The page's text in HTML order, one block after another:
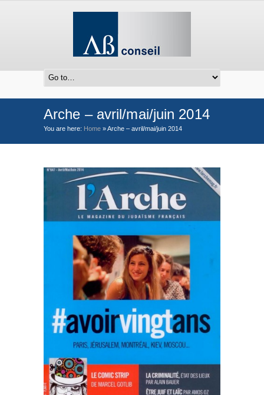
Arche – avril/mai/juin 2014
You are here: Home »Arche – avril/mai/juin 2014